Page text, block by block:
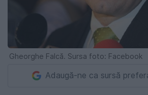
Gheorghe Falcă. Sursa foto: Facebook
Adaugă-ne ca sursă